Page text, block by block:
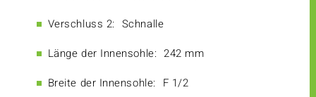
Verschluss 2: Schnalle
Länge der Innensohle: 242 mm
Breite der Innensohle: F 1/2